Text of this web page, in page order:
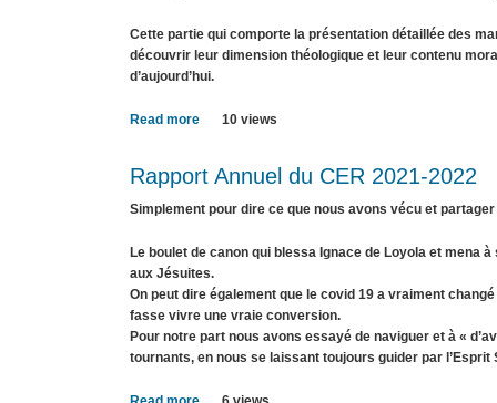
التربية
المعاش
Cette partie qui comporte la présentation détaillée des
découvrir leur dimension théologique et leur contenu
d’aujourd’hui.
Read more about
–
LE
THÉOLOGIQUE
MANUELS
10 views
Rapport Annuel du CER 2021-2022
Simplement pour dire ce que nous avons vécu et
Le boulet de canon qui blessa Ignace de Loyola et mena
aux Jésuites.
On peut dire également que le covid 19 a vraiment
fasse vivre une vraie conversion.
Pour notre part nous avons essayé de naviguer et à «
tournants, en nous se laissant toujours guider par